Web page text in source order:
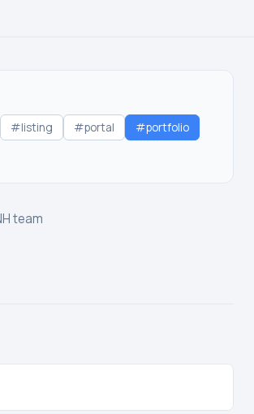
#listing #portal
#portfolio
team